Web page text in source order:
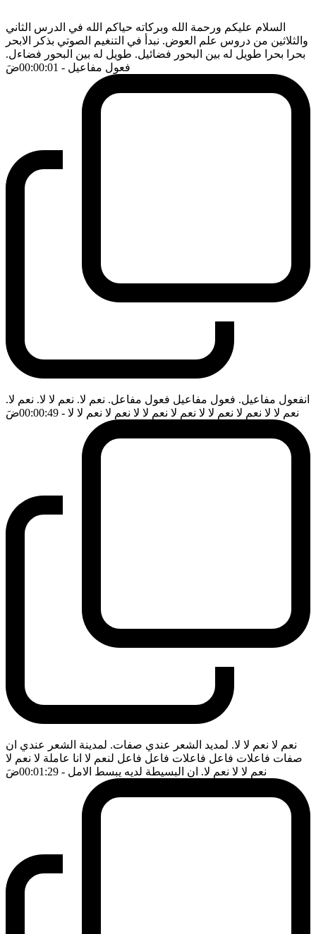
السلام عليكم ورحمة الله وبركاته حياكم الله في الدرس الثاني
والثلاثين من دروس علم العوض. نبدأ في التنغيم الصوتي بذكر الابحر
بحرا بحرا طويل له بين البحور فضائيل. طويل له بين البحور فضاءل.
فعول مفاعيل - 00:00:01 ضَ
انفعول مفاعيل. فعول مفاعيل فعول مفاعل. نعم لا. نعم لا لا. نعم لا.
نعم لا لا نعم لا نعم لا لا نعم لا نعم لا لا نعم لا نعم لا لا - 00:00:49 ضَ
نعم لا نعم لا لا. لمديد الشعر عندي صفات. لمدينة الشعر عندي ان
صفات فاعلات فاعل فاعلات فاعل فاعل لنعم لا انا عاملة لا نعم لا
نعم لا لا نعم لا. ان البسيطة لديه يبسط الامل - 00:01:29 ضَ